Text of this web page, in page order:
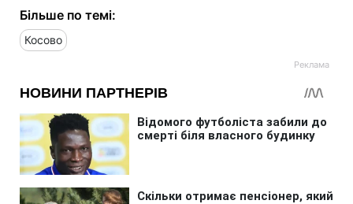
Більше по темі:
Косово